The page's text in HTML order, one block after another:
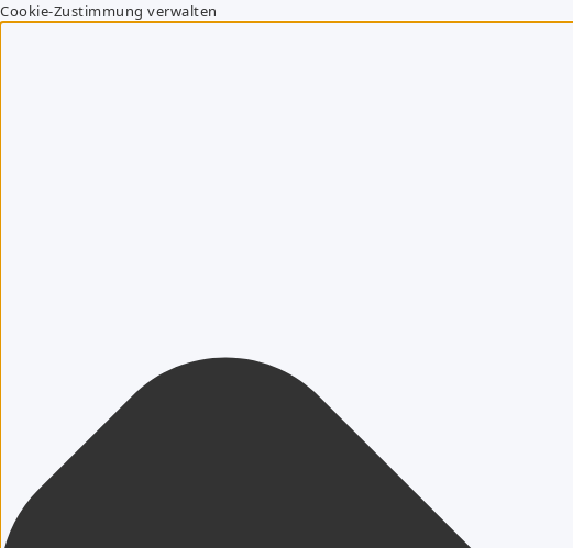
Cookie-Zustimmung verwalten